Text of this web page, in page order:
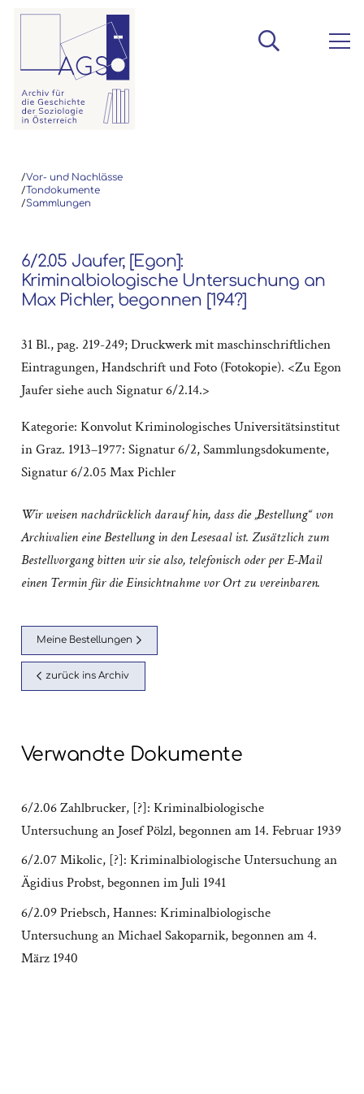
/Vor- und Nachlässe
/Tondokumente
/Sammlungen
6/2.05 Jaufer, [Egon]:
Kriminalbiologische Untersuchung an
Max Pichler, begonnen [194?]
31 Bl., pag. 219-249; Druckwerk mit maschinschriftlichen
Eintragungen, Handschrift und Foto (Fotokopie). <Zu Egon
Jaufer siehe auch Signatur 6/2.14.>
Kategorie: Konvolut Kriminologisches Universitätsinstitut
in Graz. 1913–1977: Signatur 6/2,Sammlungsdokumente,
Signatur 6/2.05 Max Pichler
Wir weisen nachdrücklich darauf hin, dass die „Bestellung“ von
Archivalien eine Bestellung in den Lesesaal ist. Zusätzlich zum
Bestellvorgang bitten wir sie also, telefonisch oder per E-Mail
einen Termin für die Einsichtnahme vor Ort zu vereinbaren.
Meine Bestellungen
zurück ins Archiv
Verwandte Dokumente
6/2.06 Zahlbrucker, [?]: Kriminalbiologische
Untersuchung an Josef Pölzl, begonnen am 14. Februar 1939
6/2.07 Mikolic, [?]: Kriminalbiologische Untersuchung an
Ägidius Probst, begonnen im Juli 1941
6/2.09 Priebsch, Hannes: Kriminalbiologische
Untersuchung an Michael Sakoparnik, begonnen am 4.
März 1940